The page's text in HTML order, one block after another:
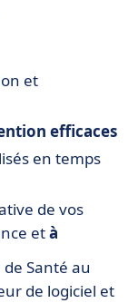
et
efficaces
en temps
de vos
età
Santé au
de logiciel et